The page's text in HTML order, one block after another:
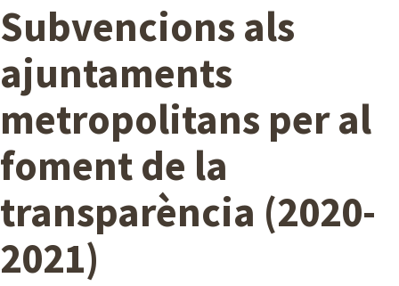
E
B
Subvencions als
ajuntaments
metropolitans per al
foment de la
transparència (2020-
2021)